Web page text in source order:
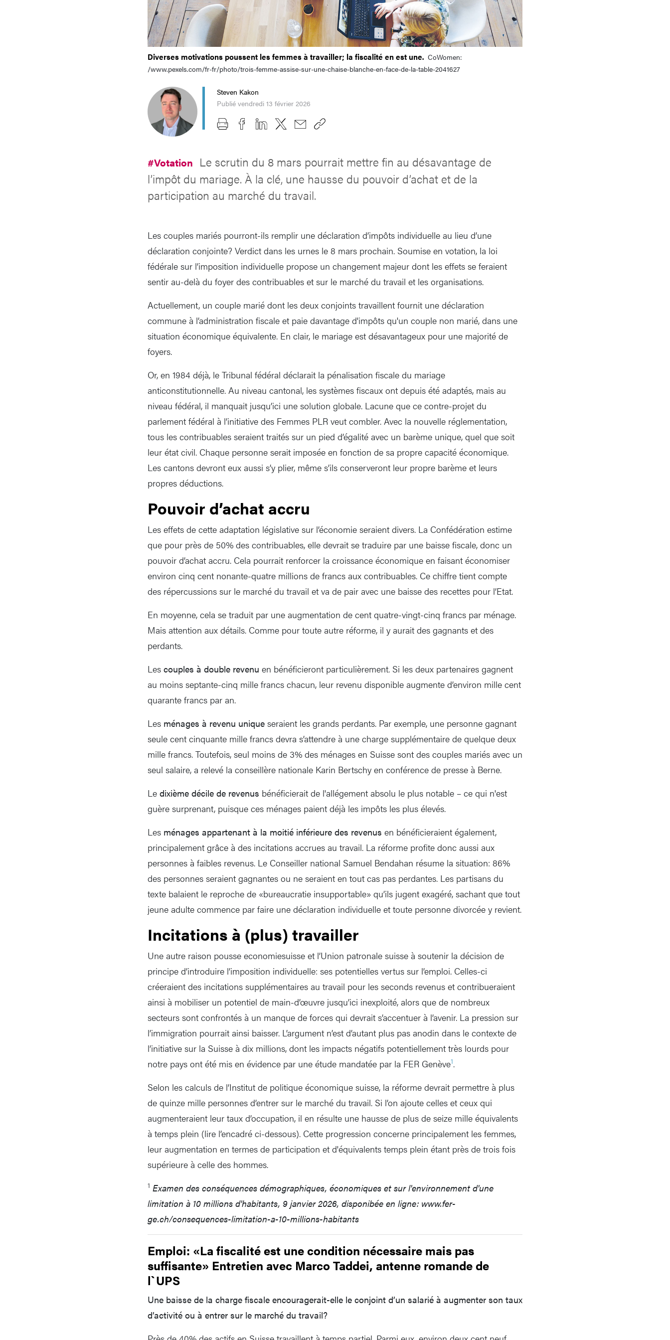
Diverses motivations poussent les femmes à travailler; la fiscalité en est une. CoWomen:
/www.pexels.com/fr-fr/photo/trois-femme-assise-sur-une-chaise-blanche-en-face-de-la-table-2041627
Steven Kakon
Publié vendredi 13 février 2026
#Votation Le scrutin du 8 mars pourrait mettre fin au désavantage de
l’impôt du mariage. À la clé, une hausse du pouvoir d’achat et de la
participation au marché du travail.
Les couples mariés pourront-ils remplir une déclaration d’impôts individuelle au lieu d’une
déclaration conjointe? Verdict dans les urnes le 8 mars prochain. Soumise en votation, la loi
fédérale sur l’imposition individuelle propose un changement majeur dont les effets se feraient
sentir au-delà du foyer des contribuables et sur le marché du travail et les organisations.
Actuellement, un couple marié dont les deux conjoints travaillent fournit une déclaration
commune à l’administration fiscale et paie davantage d'impôts qu'un couple non marié, dans une
situation économique équivalente. En clair, le mariage est désavantageux pour une majorité de
foyers.
Or, en 1984 déjà, le Tribunal fédéral déclarait la pénalisation fiscale du mariage
anticonstitutionnelle. Au niveau cantonal, les systèmes fiscaux ont depuis été adaptés, mais au
niveau fédéral, il manquait jusqu’ici une solution globale. Lacune que ce contre-projet du
parlement fédéral à l’initiative des Femmes PLR veut combler. Avec la nouvelle réglementation,
tous les contribuables seraient traités sur un pied d’égalité avec un barème unique, quel que soit
leur état civil. Chaque personne serait imposée en fonction de sa propre capacité économique.
Les cantons devront eux aussi s’y plier, même s’ils conserveront leur propre barème et leurs
propres déductions.
Pouvoir d’achat accru
Les effets de cette adaptation législative sur l’économie seraient divers. La Confédération estime
que pour près de 50% des contribuables, elle devrait se traduire par une baisse fiscale, donc un
pouvoir d’achat accru. Cela pourrait renforcer la croissance économique en faisant économiser
environ cinq cent nonante-quatre millions de francs aux contribuables. Ce chiffre tient compte
des répercussions sur le marché du travail et va de pair avec une baisse des recettes pour l’Etat.
En moyenne, cela se traduit par une augmentation de cent quatre-vingt-cinq francs par ménage.
Mais attention aux détails. Comme pour toute autre réforme, il y aurait des gagnants et des
perdants.
Les couples à double revenu en bénéficieront particulièrement. Si les deux partenaires gagnent
au moins septante-cinq mille francs chacun, leur revenu disponible augmente d’environ mille cent
quarante francs par an.
Les ménages à revenu unique seraient les grands perdants. Par exemple, une personne gagnant
seule cent cinquante mille francs devra s’attendre à une charge supplémentaire de quelque deux
mille francs. Toutefois, seul moins de 3% des ménages en Suisse sont des couples mariés avec un
seul salaire, a relevé la conseillère nationale Karin Bertschy en conférence de presse à Berne.
Le dixième décile de revenus bénéficierait de l'allégement absolu le plus notable – ce qui n'est
guère surprenant, puisque ces ménages paient déjà les impôts les plus élevés.
Les ménages appartenant à la moitié inférieure des revenus en bénéficieraient également,
principalement grâce à des incitations accrues au travail. La réforme profite donc aussi aux
personnes à faibles revenus. Le Conseiller national Samuel Bendahan résume la situation: 86%
des personnes seraient gagnantes ou ne seraient en tout cas pas perdantes. Les partisans du
texte balaient le reproche de «bureaucratie insupportable» qu’ils jugent exagéré, sachant que tout
jeune adulte commence par faire une déclaration individuelle et toute personne divorcée y revient.
Incitations à (plus) travailler
Une autre raison pousse economiesuisse et l’Union patronale suisse à soutenir la décision de
principe d’introduire l’imposition individuelle: ses potentielles vertus sur l’emploi. Celles-ci
créeraient des incitations supplémentaires au travail pour les seconds revenus et contribueraient
ainsi à mobiliser un potentiel de main-d’œuvre jusqu’ici inexploité, alors que de nombreux
secteurs sont confrontés à un manque de forces qui devrait s’accentuer à l’avenir. La pression sur
l’immigration pourrait ainsi baisser. L’argument n’est d’autant plus pas anodin dans le contexte de
l’initiative sur la Suisse à dix millions, dont les impacts négatifs potentiellement très lourds pour
notre pays ont été mis en évidence par une étude mandatée par la FER Genève1.
Selon les calculs de l’Institut de politique économique suisse, la réforme devrait permettre à plus
de quinze mille personnes d’entrer sur le marché du travail. Si l’on ajoute celles et ceux qui
augmenteraient leur taux d’occupation, il en résulte une hausse de plus de seize mille équivalents
à temps plein (lire l’encadré ci-dessous). Cette progression concerne principalement les femmes,
leur augmentation en termes de participation et d'équivalents temps plein étant près de trois fois
supérieure à celle des hommes.
1 Examen des conséquences démographiques, économiques et sur l'environnement d'une
limitation à 10 millions d'habitants, 9 janvier 2026, disponibée en ligne: www.fer-
ge.ch/consequences-limitation-a-10-millions-habitants
Emploi: «La fiscalité est une condition nécessaire mais pas
suffisante» Entretien avec Marco Taddei, antenne romande de
l`UPS
Une baisse de la charge fiscale encouragerait-elle le conjoint d’un salarié à augmenter son taux
d’activité ou à entrer sur le marché du travail?